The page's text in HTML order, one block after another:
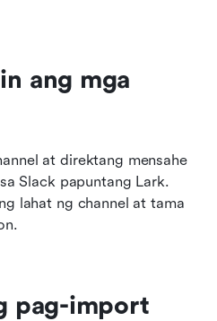
ang mga
at direktang mensahe
Slack papuntang Lark.
lahat ng channel at tama
pag-import